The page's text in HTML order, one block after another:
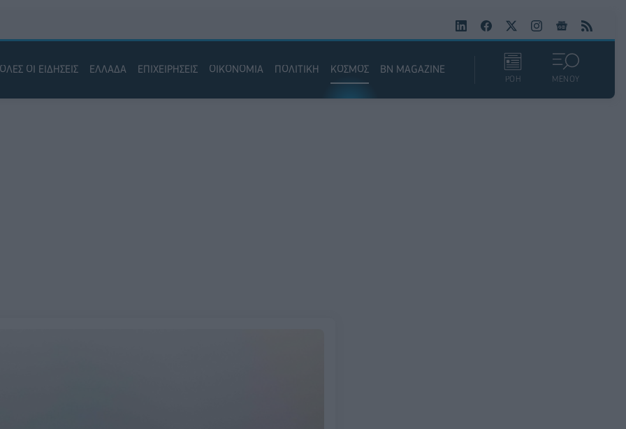
ΟΛΕΣ ΟΙ ΕΙΔΗΣΕΙΣ ΕΛΛΑΔΑ ΕΠΙΧΕΙΡΗΣΕΙΣ ΟΙΚΟΝΟΜΙΑ ΠΟΛΙΤΙΚΗ ΚΟΣΜΟΣ BN MAGAZINE
ΡΟΗ ΜΕΝΟΥ